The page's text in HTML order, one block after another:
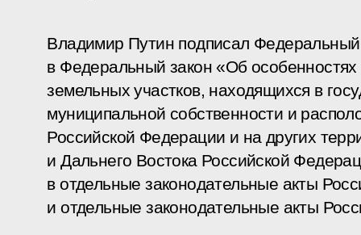
Владимир Путин подписал
в Федеральный закон «Об
земельных участков, находящихся в
муниципальной собственности и
Российской Федерации и на других
и Дальнего Востока Российской
в отдельные законодательные акты
и отдельные законодательные акты